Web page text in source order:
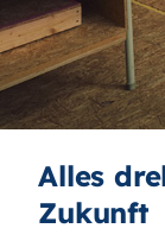
Alles
Zukunft